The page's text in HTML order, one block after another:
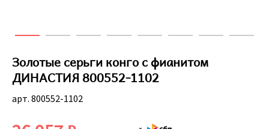
Золотые серьги конго с фианитом
ДИНАСТИЯ 800552-1102
арт. 800552-1102